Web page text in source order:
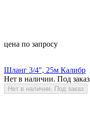
цена по запросу
Шланг 3/4", 25м Калибр
Нет в наличии. Под заказ
Нет в наличии. Под заказ